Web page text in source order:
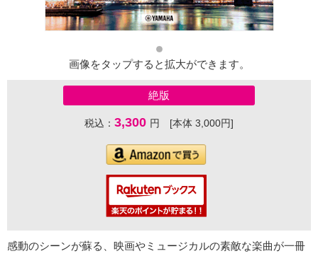
画像をタップすると拡大ができます。
絶版
税込： 3,300 円 [本体 3,000円]
感動のシーンが蘇る、映画やミュージカルの素敵な楽曲が一冊